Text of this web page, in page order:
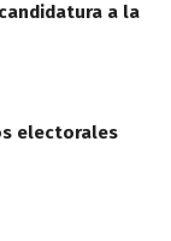
a la
electorales